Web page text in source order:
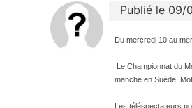
Publié le 09/
Du mercredi 10 au
Le Championnat du
manche en Suède,
Les téléspectateurs